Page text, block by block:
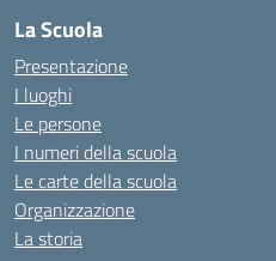
La Scuola
Presentazione
I luoghi
Le persone
I numeri della scuola
Le carte della scuola
Organizzazione
La storia